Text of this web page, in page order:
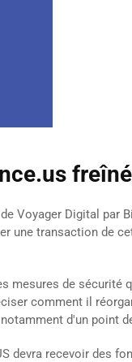
Voyager Digital par
une transaction de
mesures de
comment il
d'un point
devra recevoir des